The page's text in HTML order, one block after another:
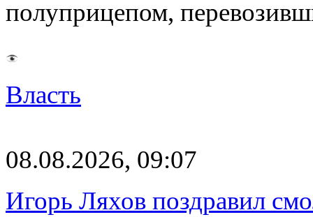
полуприцепом,
Власть
08.08.2026, 09:07
Игорь Ляхов поздравил